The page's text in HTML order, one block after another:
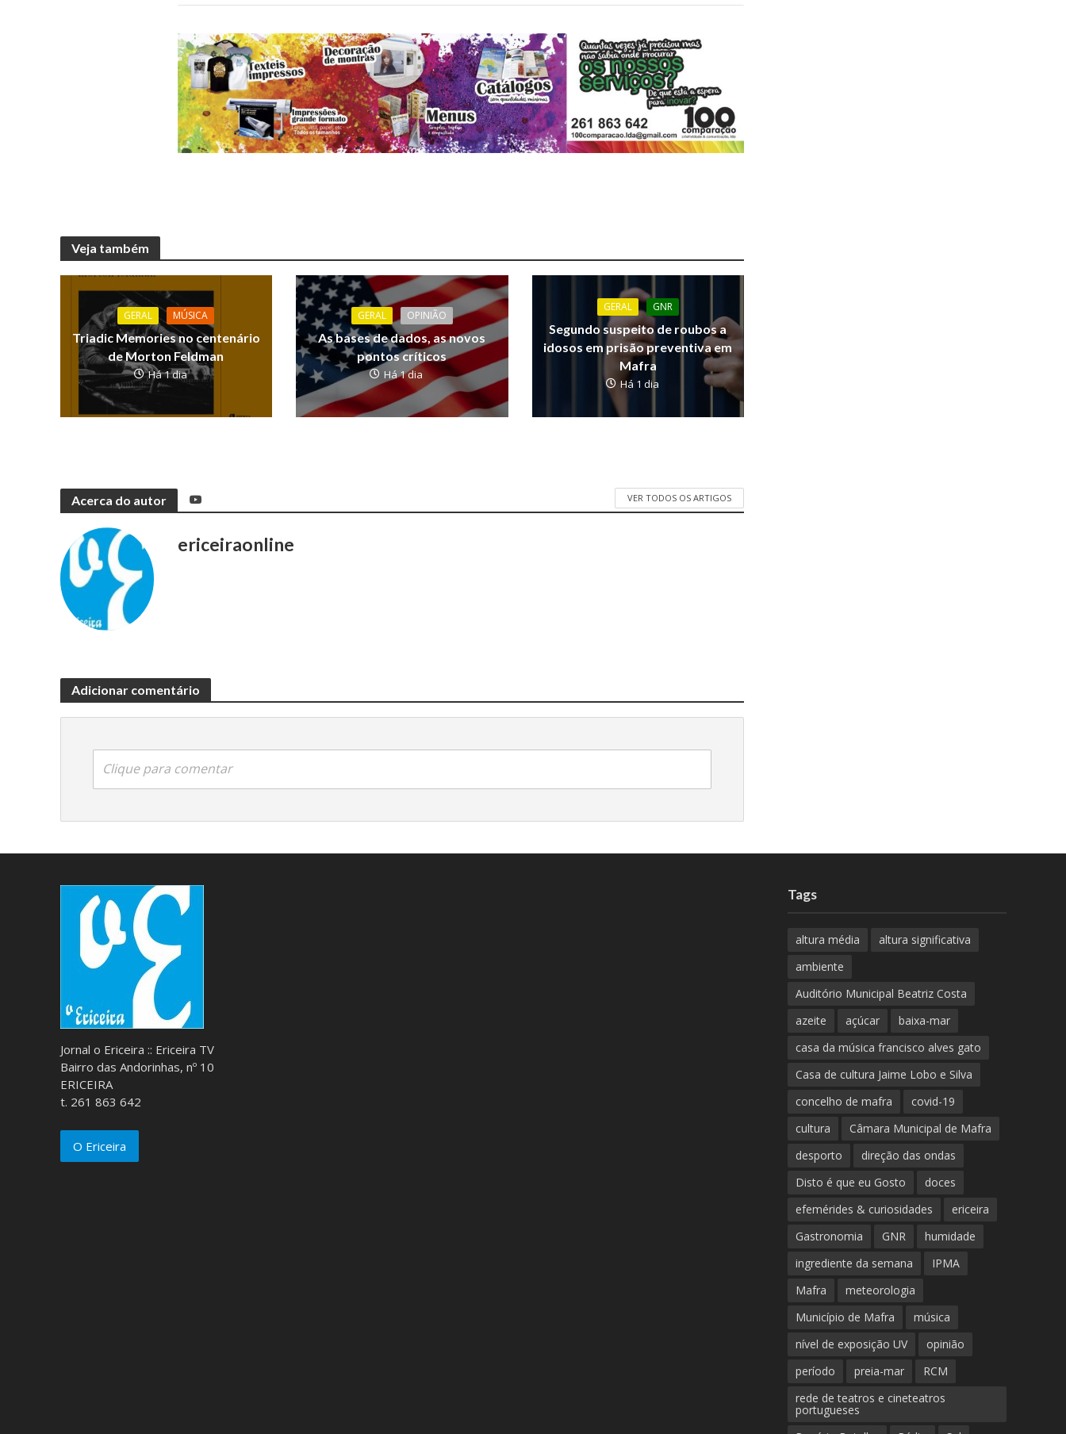
Veja também
GERAL MÚSICA
Triadic Memories no centenário
de Morton Feldman
Há 1 dia
GERAL OPINIÃO
As bases de dados, as novos
pontos críticos
Há 1 dia
GERAL GNR
Segundo suspeito de roubos a
idosos em prisão preventiva em
Mafra
Há 1 dia
Acerca do autor VER TODOS OS ARTIGOS
ericeiraonline
Adicionar comentário
Clique para comentar
Jornal o Ericeira :: Ericeira TV
Bairro das Andorinhas, nº 10
ERICEIRA
t. 261 863 642
O Ericeira
Tags
altura média
altura significativa
ambiente
Auditório Municipal Beatriz Costa
azeite
açúcar
baixa-mar
casa da música francisco alves gato
Casa de cultura Jaime Lobo e Silva
concelho de mafra
covid-19
cultura
Câmara Municipal de Mafra
desporto
direção das ondas
Disto é que eu Gosto
doces
efemérides & curiosidades
ericeira
Gastronomia
GNR
humidade
ingrediente da semana
IPMA
Mafra
meteorologia
Município de Mafra
música
nível de exposição UV
opinião
período
preia-mar
RCM
rede de teatros e cineteatros
portugueses